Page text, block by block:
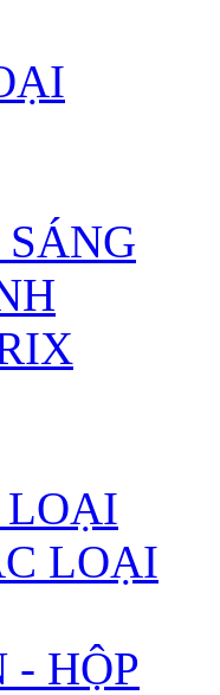
LOẠI
LOẠI
- HỘP